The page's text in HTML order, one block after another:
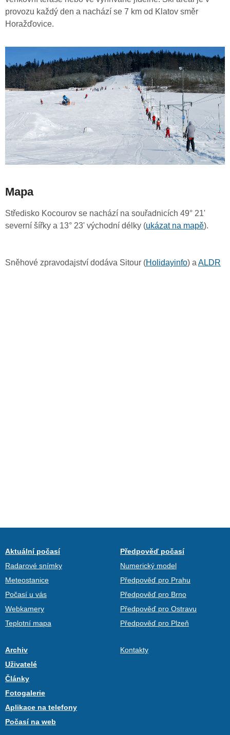
provozu každý den a nachází se 7 km od Klatov směr
Horažďovice.
Mapa
Středisko Kocourov se nachází na souřadnicích 49° 21'
severní šířky a 13° 23' východní délky (ukázat na mapě).
Sněhové zpravodajství dodáva Sitour (Holidayinfo) a ALDR
Aktuální počasí
Radarové snímky
Meteostanice
Počasí u vás
Webkamery
Teplotní mapa
Předpověď počasí
Numerický model
Předpověď pro Prahu
Předpověď pro Brno
Předpověď pro Ostravu
Předpověď pro Plzeň
Archiv
Uživatelé
Články
Fotogalerie
Aplikace na telefony
Počasí na web
Kontakty